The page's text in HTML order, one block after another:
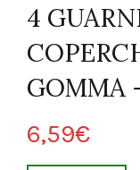
4
GOMMA
6,59€